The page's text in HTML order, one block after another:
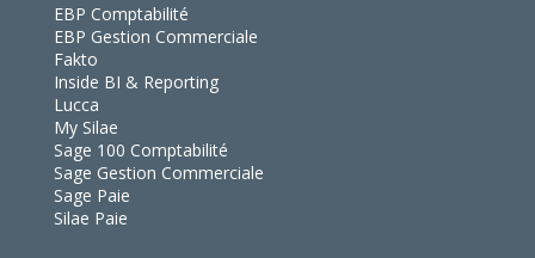
EBP Comptabilité
EBP Gestion Commerciale
Fakto
Inside BI & Reporting
Lucca
My Silae
Sage 100 Comptabilité
Sage Gestion Commerciale
Sage Paie
Silae Paie